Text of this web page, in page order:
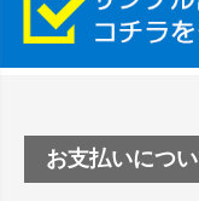
縦420mm×横
お支払いにつ